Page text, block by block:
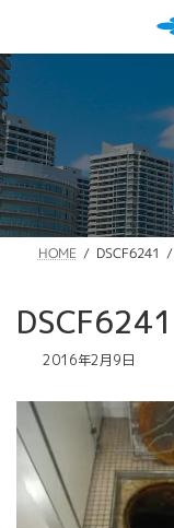
テ
ン
ツ
へ
ス
キ
ッ
プ
ゲ
ー
シ
ョ
ン
に
移
動
HOME DSCF6241
DSCF6241
2016年2月9日